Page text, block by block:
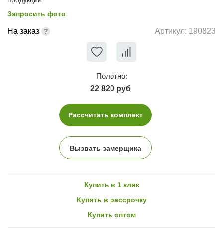
Запросить фото
На заказ Артикул: 190823
Полотно:
22 820 руб
Рассчитать комплект
Вызвать замерщика
Купить в 1 клик
Купить в рассрочку
Купить оптом